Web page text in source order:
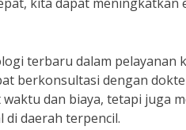
terbaru dalam pelayanan
berkonsultasi dengan
dan biaya, tetapi juga
di daerah terpencil.